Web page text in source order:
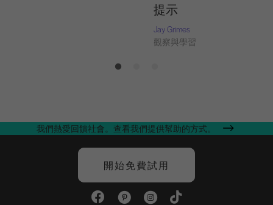
提示
Jay Grimes
觀察與學習
我們熱愛回饋社會。查看我們提供幫助的方式。
開始免費試用